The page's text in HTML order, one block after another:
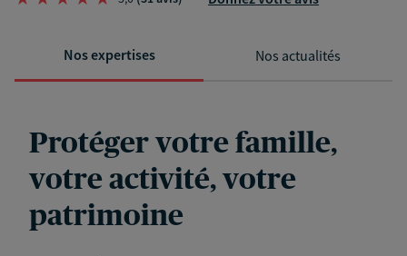
Nos expertises Nos actualités
Protéger votre famille,
votre activité, votre
patrimoine